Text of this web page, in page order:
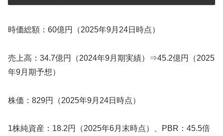
時価総額：60億円（2025年9月24日時点）
売上高：34.7億円（2024年9月期実績）⇒45.2億円（2025
年9月期予想）
株価：829円（2025年9月24日時点）
1株純資産：18.2円（2025年6月末時点）、PBR：45.5倍